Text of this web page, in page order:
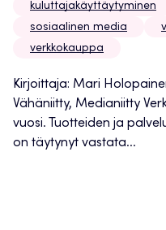
kuluttajakäyttäytyminen
sosiaalinen media
verkkokauppa
Kirjoittaja: Mari
Vähäniitty, Medianiitty
vuosi. Tuotteiden ja
on täytynyt vastata...